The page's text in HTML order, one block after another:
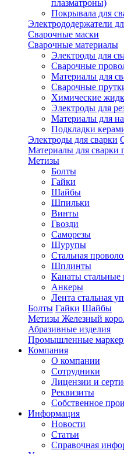
плазматроны)
Покрывала для
Электрододержатели
Сварочные маски
Сварочные материалы
Электроды для
Сварочные
Материалы для
Сварочные
Химические
Электроды для
Материалы для
Подкладки
Электроды для сварки
Материалы для сварки
Метизы
Болты
Гайки
Шайбы
Шпильки
Винты
Гвозди
Саморезы
Шурупы
Стальная
Шплинты
Канаты стальные
Анкеры
Лента стальная
Болты Гайки Шайбы
Метизы Железный
Абразивные изделия
Промышленные
Компания
О компании
Сотрудники
Лицензии и
Реквизиты
Собственное
Информация
Новости
Статьи
Справочная